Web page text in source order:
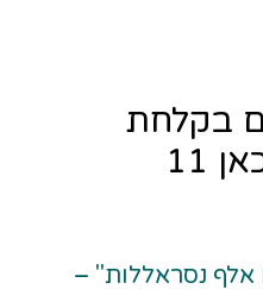
בקלחת
11